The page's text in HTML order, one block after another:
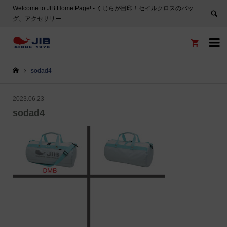
Welcome to JIB Home Page! ‐ くじらが目印！セイルクロスのバッ
グ、アクセサリー


sodad4
2023.06.23
sodad4